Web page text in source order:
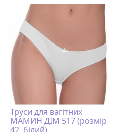
Труси для вагітних
МАМИН ДІМ 517 (розмір